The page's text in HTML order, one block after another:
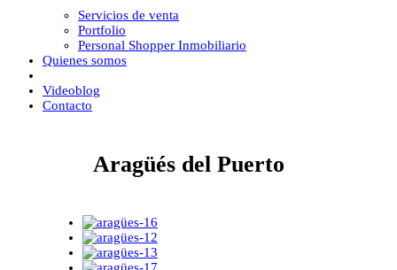
Servicios de venta
Portfolio
Personal Shopper Inmobiliario
Quienes somos
Videoblog
Contacto
Aragüés del Puerto